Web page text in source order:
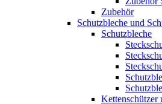
Zubehör
Schutzbleche und
Schutzbleche
Kettenschützer